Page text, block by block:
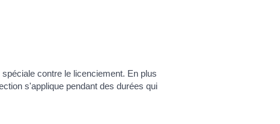
contre le licenciement. En plus
s'applique pendant des durées qui